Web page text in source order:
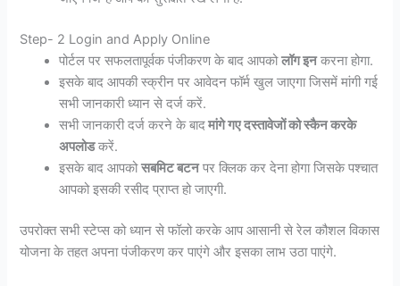
Step- 2 Login and Apply Online
पोर्टल पर सफलतापूर्वक पंजीकरण के बाद आपकोलॉग इनकरना होगा.
इसके बाद आपकी स्क्रीन पर आवेदन फॉर्म खुल जाएगा जिसमें मांगी गई
सभी जानकारी ध्यान से दर्ज करें.
सभी जानकारी दर्ज करने के बादमांगे गए दस्तावेजों को स्कैन करके
अपलोडकरें.
इसके बाद आपकोसबमिट बटनपर क्लिक कर देना होगा जिसके पश्चात
आपको इसकी रसीद प्राप्त हो जाएगी.
उपरोक्त सभी स्टेप्स को ध्यान से फॉलो करके आप आसानी से रेल कौशल विकास
योजना के तहत अपना पंजीकरण कर पाएंगे और इसका लाभ उठा पाएंगे.